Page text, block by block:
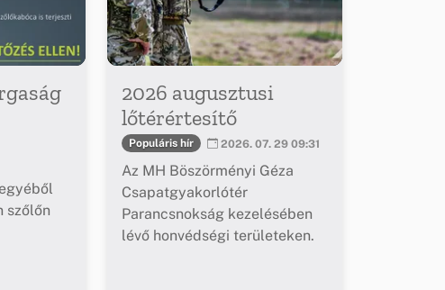
szőlőn
2026 augusztusi
lőtérértesítő
Populáris hír 2026. 07. 29 09:31
Az MH Böszörményi Géza
Csapatgyakorlótér
Parancsnokság kezelésében
lévő honvédségi területeken.